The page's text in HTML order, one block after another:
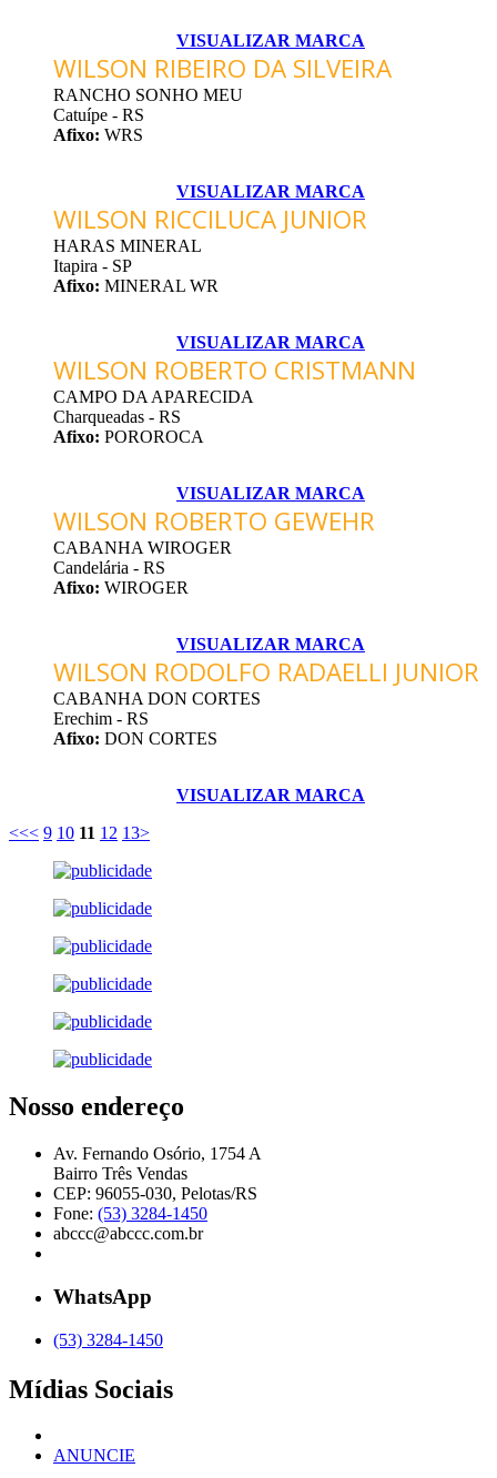
VISUALIZAR MARCA
WILSON RIBEIRO DA SILVEIRA
RANCHO SONHO MEU
Catuípe - RS
Afixo: WRS
VISUALIZAR MARCA
WILSON RICCILUCA JUNIOR
HARAS MINERAL
Itapira - SP
Afixo: MINERAL WR
VISUALIZAR MARCA
WILSON ROBERTO CRISTMANN
CAMPO DA APARECIDA
Charqueadas - RS
Afixo: POROROCA
VISUALIZAR MARCA
WILSON ROBERTO GEWEHR
CABANHA WIROGER
Candelária - RS
Afixo: WIROGER
VISUALIZAR MARCA
WILSON RODOLFO RADAELLI JUNIOR
CABANHA DON CORTES
Erechim - RS
Afixo: DON CORTES
VISUALIZAR MARCA
<<< 9 10 11 12 13>
Nosso endereço
Av. Fernando Osório, 1754 A
Bairro Três Vendas
CEP: 96055-030, Pelotas/RS
Fone: (53) 3284-1450
abccc@abccc.com.br
WhatsApp
(53) 3284-1450
Mídias Sociais
ANUNCIE